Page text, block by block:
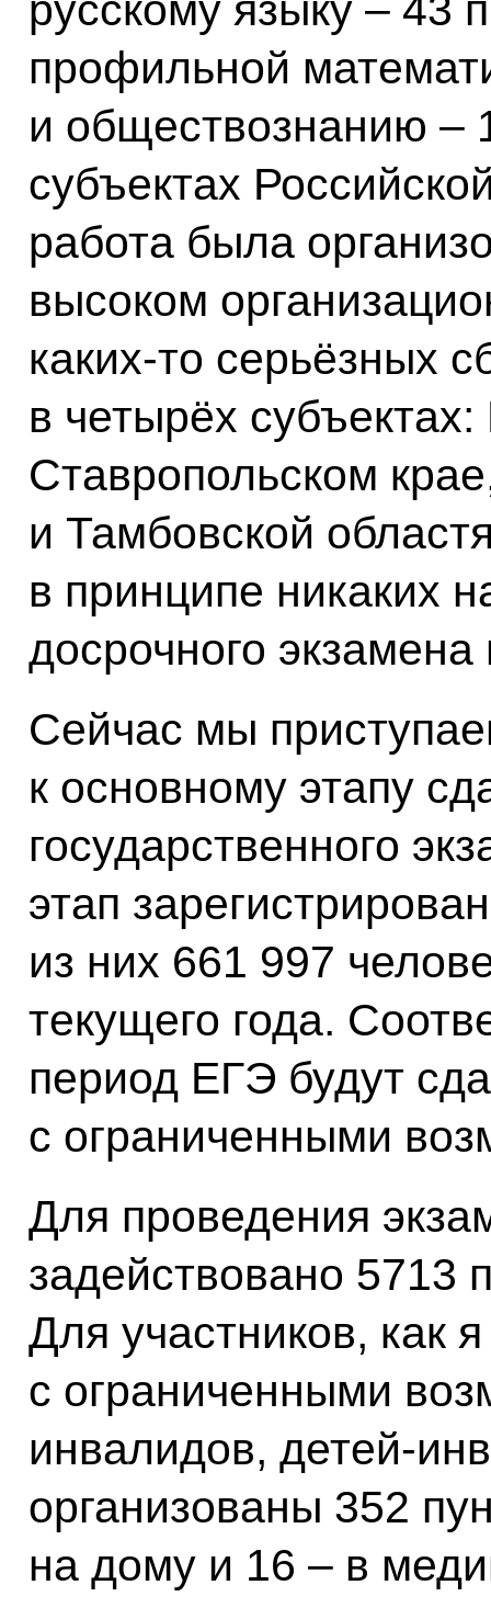
профильной
и обществознанию –
субъектах
работа была
высоком
каких‑то серьёзных
в четырёх
Ставропольском
и Тамбовской
в принципе никаких
досрочного
Сейчас мы
к основному этапу
государственного
этап
из них 661 997
текущего года.
период ЕГЭ будут
с ограниченными
Для проведения
задействовано 5713
Для участников, как
с ограниченными
инвалидов,
организованы 352
на дому и 16 – в